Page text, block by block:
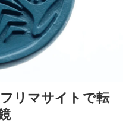
リマサイトで転